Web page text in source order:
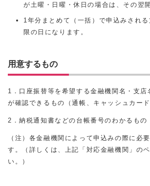
が土曜・日曜・休日の場合は、その翌
1年分まとめて（一括）で申込みされ
限の日になります。
用意するもの
1．口座振替等を希望する金融機関名・支店
が確認できるもの（通帳、キャッシュカード
2．納税通知書などの台帳番号のわかるもの
（注）各金融機関によって申込みの際に必
す。（詳しくは、上記「対応金融機関」の
い。）